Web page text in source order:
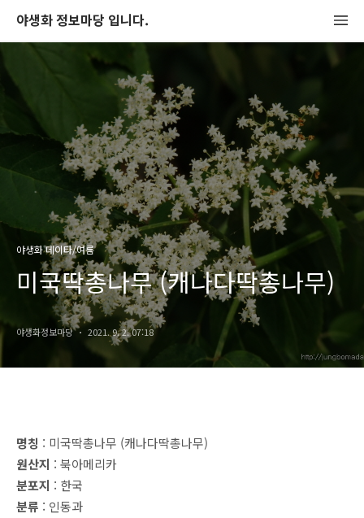
야생화 정보마당 입니다.
야생화 데이타/여름
미국딱총나무 (캐나다딱총나무)
야생화정보마당 2021. 9. 2. 07:18
명칭 : 미국딱총나무 (캐나다딱총나무)
원산지 : 북아메리카
분포지 : 한국
분류 : 인동과